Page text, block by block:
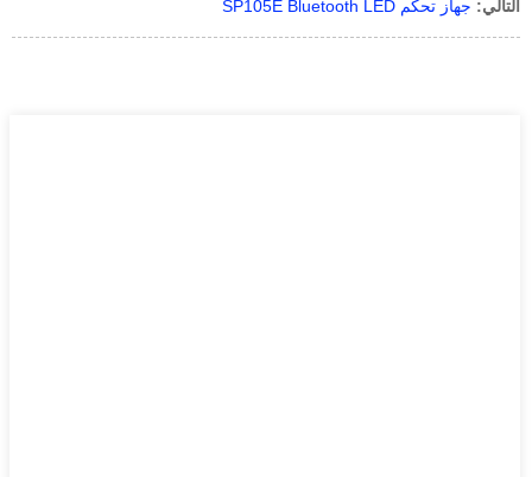
التالي: جهاز تحكم SP105E Bluetooth LED